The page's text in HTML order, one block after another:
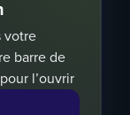
votre
barre de
l’ouvrir